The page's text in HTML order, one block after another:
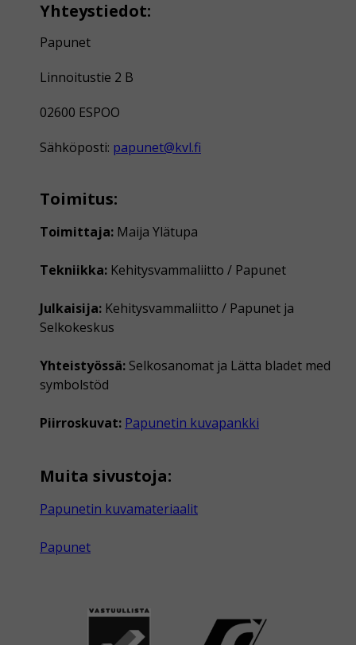
Yhteystiedot:
Papunet
Linnoitustie 2 B
02600 ESPOO
Sähköposti: papunet@kvl.fi
Toimitus:
Toimittaja: Maija Ylätupa
Tekniikka: Kehitysvammaliitto / Papunet
Julkaisija: Kehitysvammaliitto / Papunet ja
Selkokeskus
Yhteistyössä: Selkosanomat ja Lätta bladet med
symbolstöd
Piirroskuvat: Papunetin kuvapankki
Muita sivustoja:
Papunetin kuvamateriaalit
Papunet